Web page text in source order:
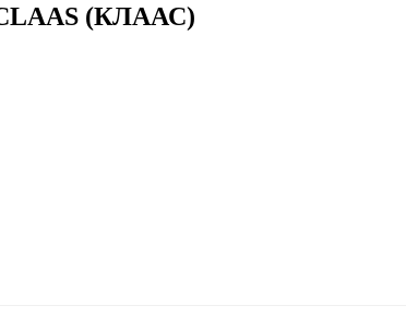
CLAAS (КЛААС)